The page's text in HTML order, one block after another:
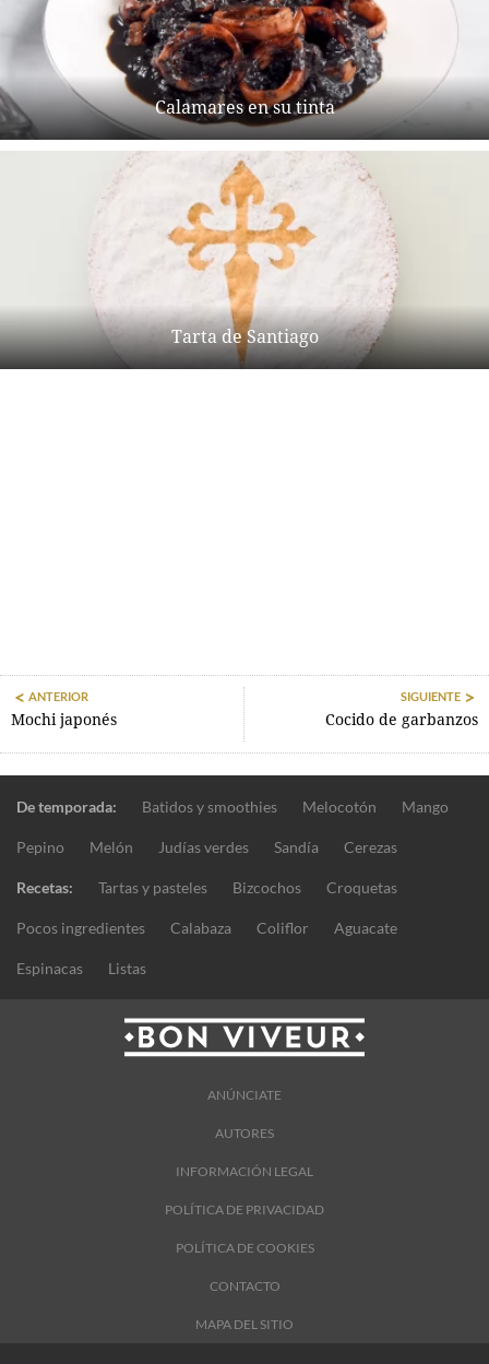
Calamares en su tinta
Tarta de Santiago
ANTERIOR
Mochi japonés
SIGUIENTE
Cocido de garbanzos
De temporada: Batidos y smoothies Melocotón Mango
Pepino Melón Judías verdes Sandía Cerezas
Recetas: Tartas y pasteles Bizcochos Croquetas
Pocos ingredientes Calabaza Coliflor Aguacate
Espinacas Listas
ANÚNCIATE
AUTORES
INFORMACIÓN LEGAL
POLÍTICA DE PRIVACIDAD
POLÍTICA DE COOKIES
CONTACTO
MAPA DEL SITIO